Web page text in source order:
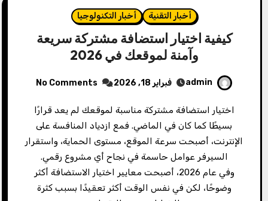
أخبار التقنية أخبار التكنولوجيا
كيفية اختيار استضافة مشتركة سريعة
وآمنة لموقعك في 2026
admin فبراير 18, 2026 No Comments
اختيار استضافة مشتركة مناسبة لموقعك لم يعد قرارًا
بسيطًا كما كان في الماضي. فمع ازدياد المنافسة على
الإنترنت، أصبحت سرعة الموقع، مستوى الحماية، واستقرار
السيرفر عوامل حاسمة في نجاح أي مشروع رقمي.
وفي عام 2026، أصبحت معايير اختيار الاستضافة أكثر
وضوحًا، لكن في نفس الوقت أكثر تعقيدًا بسبب كثرة